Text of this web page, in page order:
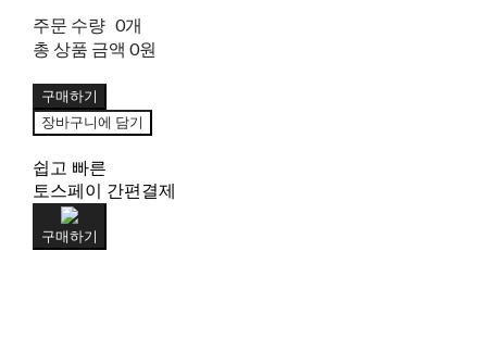
주문 수량 0개
총 상품 금액 0원
구매하기
장바구니에 담기
쉽고 빠른
토스페이 간편결제
구매하기